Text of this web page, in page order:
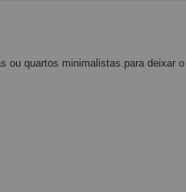
ou quartos minimalistas.para deixar